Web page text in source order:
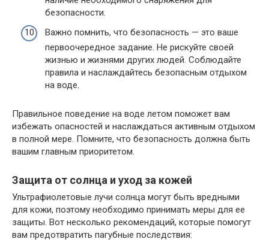
безопасности.
Важно помнить, что безопасность — это ваше
первоочередное задание. Не рискуйте своей
жизнью и жизнями других людей. Соблюдайте
правила и наслаждайтесь безопасным отдыхом
на воде.
Правильное поведение на воде летом поможет вам
избежать опасностей и наслаждаться активным отдыхом
в полной мере. Помните, что безопасность должна быть
вашим главным приоритетом.
Защита от солнца и уход за кожей
Ультрафиолетовые лучи солнца могут быть вредными
для кожи, поэтому необходимо принимать меры для ее
защиты. Вот несколько рекомендаций, которые помогут
вам предотвратить пагубные последствия: